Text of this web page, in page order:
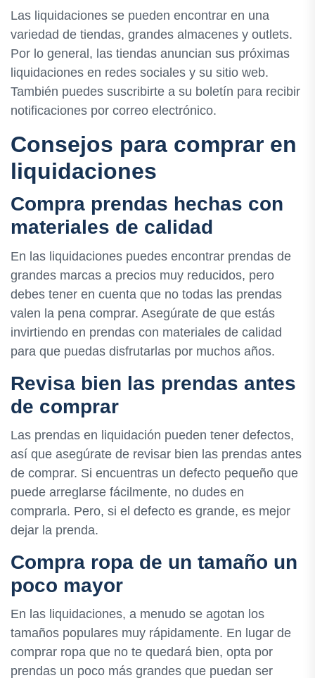
Las liquidaciones se pueden encontrar en una
variedad de tiendas, grandes almacenes y outlets.
Por lo general, las tiendas anuncian sus próximas
liquidaciones en redes sociales y su sitio web.
También puedes suscribirte a su boletín para recibir
notificaciones por correo electrónico.
Consejos para comprar en
liquidaciones
Compra prendas hechas con
materiales de calidad
En las liquidaciones puedes encontrar prendas de
grandes marcas a precios muy reducidos, pero
debes tener en cuenta que no todas las prendas
valen la pena comprar. Asegúrate de que estás
invirtiendo en prendas con materiales de calidad
para que puedas disfrutarlas por muchos años.
Revisa bien las prendas antes
de comprar
Las prendas en liquidación pueden tener defectos,
así que asegúrate de revisar bien las prendas antes
de comprar. Si encuentras un defecto pequeño que
puede arreglarse fácilmente, no dudes en
comprarla. Pero, si el defecto es grande, es mejor
dejar la prenda.
Compra ropa de un tamaño un
poco mayor
En las liquidaciones, a menudo se agotan los
tamaños populares muy rápidamente. En lugar de
comprar ropa que no te quedará bien, opta por
prendas un poco más grandes que puedan ser